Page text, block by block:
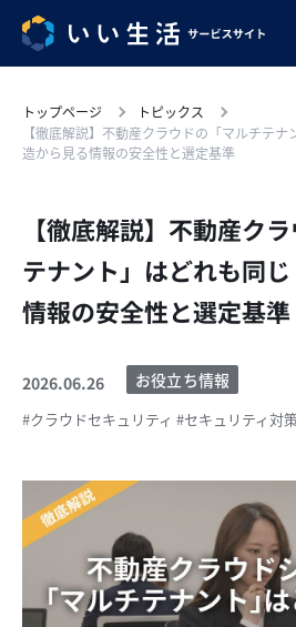
トップページ
トピックス
【徹底解説】不動産クラウドの「マルチテ
造から見る情報の安全性と選定基準
【徹底解説】不動産ク
テナント」はどれも同
情報の安全性と選定基準
2026.06.26 お役立ち情報
#クラウドセキュリティ #セキュリティ対